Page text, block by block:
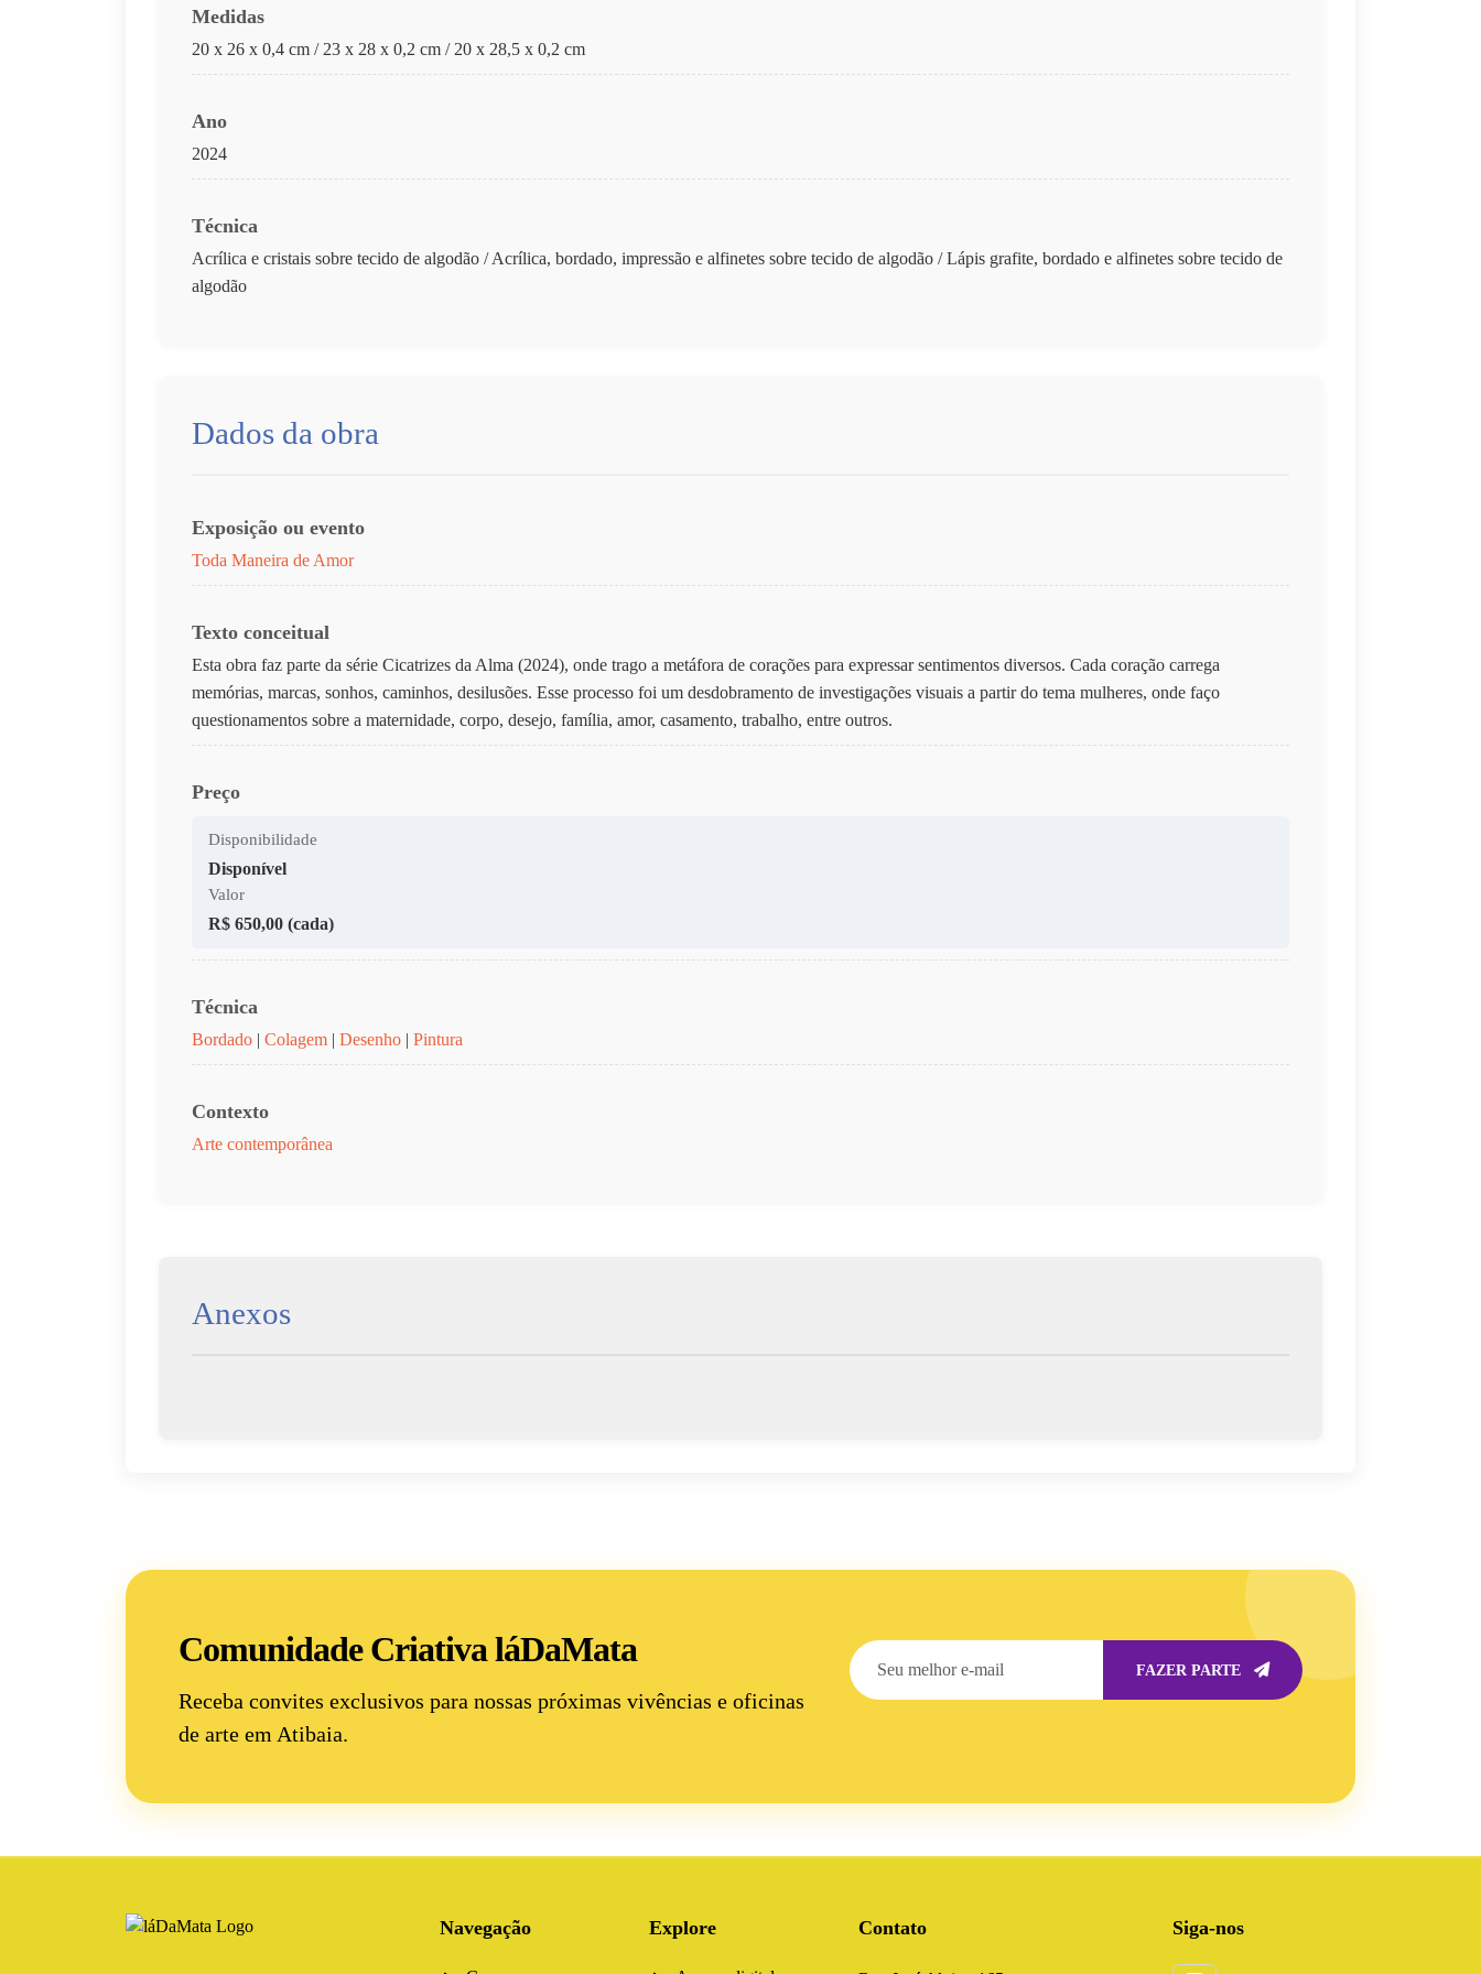
Medidas
20 x 26 x 0,4 cm / 23 x 28 x 0,2 cm / 20 x 28,5 x 0,2 cm
Ano
2024
Técnica
Acrílica e cristais sobre tecido de algodão / Acrílica, bordado, impressão e alfinetes sobre tecido de algodão / Lápis grafite, bordado e alfinetes sobre tecido de
algodão
Dados da obra
Exposição ou evento
Toda Maneira de Amor
Texto conceitual
Esta obra faz parte da série Cicatrizes da Alma (2024), onde trago a metáfora de corações para expressar sentimentos diversos. Cada coração carrega
memórias, marcas, sonhos, caminhos, desilusões. Esse processo foi um desdobramento de investigações visuais a partir do tema mulheres, onde faço
questionamentos sobre a maternidade, corpo, desejo, família, amor, casamento, trabalho, entre outros.
Preço
Disponibilidade
Disponível
Valor
R$ 650,00 (cada)
Técnica
Bordado | Colagem | Desenho | Pintura
Contexto
Arte contemporânea
Anexos
Comunidade Criativa láDaMata
Receba convites exclusivos para nossas próximas vivências e oficinas
de arte em Atibaia.
FAZER PARTE
Navegação Explore Contato Siga-nos